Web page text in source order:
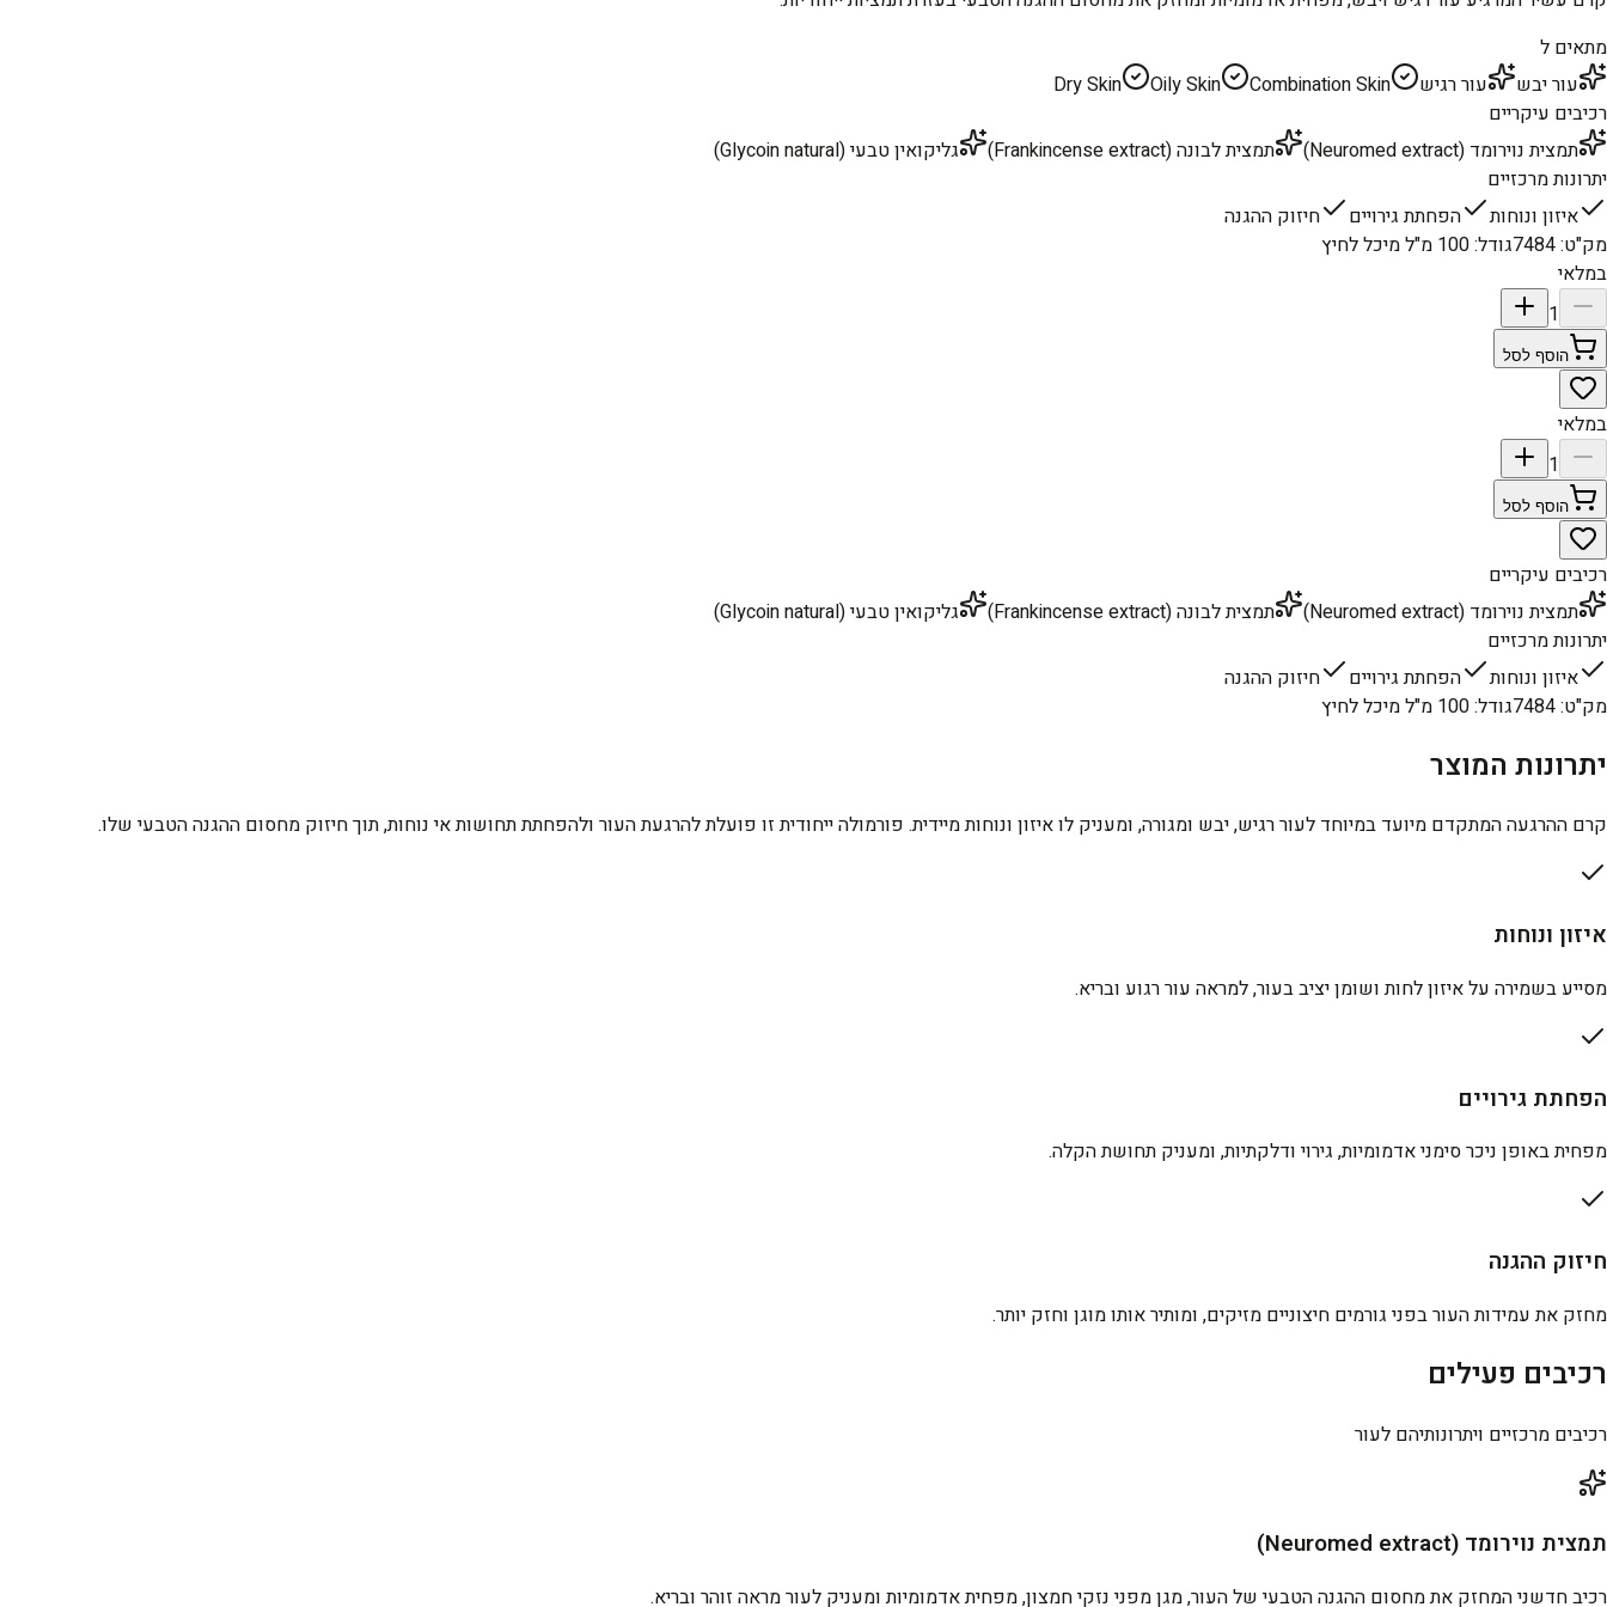
מתאים ל
עור יבש
עור רגיש Dry Skin Oily Skin
Combination Skin
רכיבים עיקריים
תמצית נוירומד (Neuromed extract)
תמצית לבונה (Frankincense extract)
גליקואין טבעי (Glycoin natural)
יתרונות מרכזיים
איזון ונוחות
הפחתת גירויים
חיזוק ההגנה
מק"ט:
7484גודל:100 מ"ל מיכל לחיץ
במלאי
1
הוסף לסל
במלאי
1
הוסף לסל
רכיבים עיקריים
תמצית נוירומד (Neuromed extract)
תמצית לבונה (Frankincense extract)
גליקואין טבעי (Glycoin natural)
יתרונות מרכזיים
איזון ונוחות
הפחתת גירויים
חיזוק ההגנה
מק"ט:
7484גודל:100 מ"ל מיכל לחיץ
יתרונות המוצר
קרם ההרגעה המתקדם מיועד במיוחד לעור רגיש, יבש ומגורה, ומעניק לו איזון ונוחות מיידית. פורמולה ייחודית זו פועלת להרגעת העור ולהפחתת תחושות אי נוחות, תוך חיזוק מחסום ההגנה הטבעי שלו.
איזון ונוחות
מסייע בשמירה על איזון לחות ושומן יציב בעור, למראה עור רגוע ובריא.
הפחתת גירויים
מפחית באופן ניכר סימני אדמומיות, גירוי ודלקתיות, ומעניק תחושת הקלה.
חיזוק ההגנה
מחזק את עמידות העור בפני גורמים חיצוניים מזיקים, ומותיר אותו מוגן וחזק יותר.
רכיבים פעילים
רכיבים מרכזיים ויתרונותיהם לעור
תמצית נוירומד (Neuromed extract)
רכיב חדשני המחזק את מחסום ההגנה הטבעי של העור, מגן מפני נזקי חמצון, מפחית אדמומיות ומעניק לעור מראה זוהר ובריא.